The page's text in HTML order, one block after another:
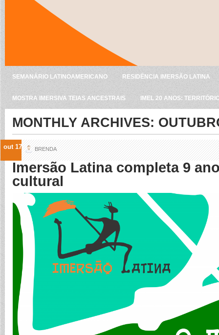
SEMANÁRIO LATINOAMERICANO RESIDÊNCIA IMERSÃO LATINA
MOSTRA IMERSIVA TEIAS ANCESTRAIS IMEL 20 ANOS:
MONTHLY ARCHIVES:
out 17 BRENDA
Imersão Latina completa 9
cultural